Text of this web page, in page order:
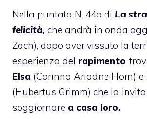
Nella puntata N. 44o di La
felicità, che andrà in onda
Zach), dopo aver vissuto la
esperienza del rapimento,
Elsa (Corinna Ariadne Horn) e
(Hubertus Grimm) che la
soggiornare a casa loro.